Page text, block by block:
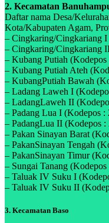
2. Kecamatan
Daftar nama Desa/
Kota/Kabupaten Agam,
– Cingkaring/Cingkariang
– Cingkaring/Cingkariang
– Kubang Putiah (Kodepos
– Kubang Putiah Ateh
– KubangPutiah Bawah
– Ladang Laweh I
– LadangLaweh II
– Padang Lua I (Kodepos :
– PadangLua II (Kodepos :
– Pakan Sinayan Barat
– PakanSinayan Tengah
– PakanSinayan Timur
– Sungai Tanang
– Taluak IV Suku I
– Taluak IV Suku II
3. Kecamatan Baso